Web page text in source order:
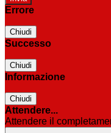
Errore
Chiudi
Successo
Chiudi
Informazione
Chiudi
Attendere...
Attendere il